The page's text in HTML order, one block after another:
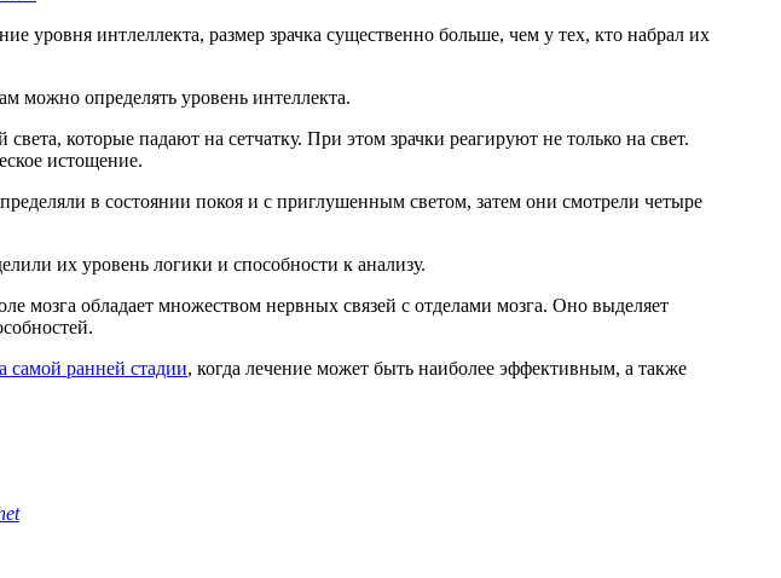
уровня интлеллекта, размер зрачка существенно больше, чем у тех, кто набрал их
можно определять уровень интеллекта.
которые падают на сетчатку. При этом зрачки реагируют не только на свет.
истощение.
в состоянии покоя и с приглушенным светом, затем они смотрели четыре
их уровень логики и способности к анализу.
мозга обладает множеством нервных связей с отделами мозга. Оно выделяет
самой ранней стадии, когда лечение может быть наиболее эффективным, а также